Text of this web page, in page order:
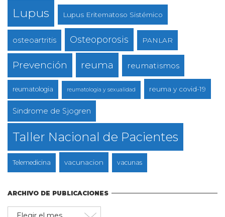
Lupus Lupus Eritematoso Sistémico
osteoartritis Osteoporosis PANLAR
Prevención reuma reumatismos
reumatologia reumatologia y sexualidad reuma y covid-19
Sindrome de Sjogren
Taller Nacional de Pacientes
Telemedicina vacunacion vacunas
ARCHIVO DE PUBLICACIONES
Archivo